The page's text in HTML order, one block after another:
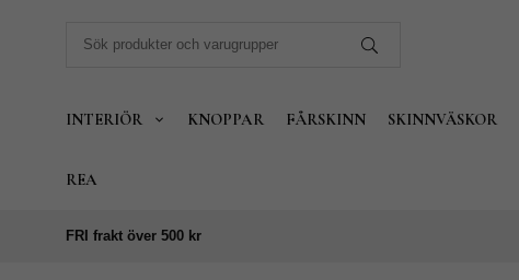
INTERIÖR KNOPPAR FÅRSKINN SKINNVÄSKOR
REA
FRI frakt över 500 kr